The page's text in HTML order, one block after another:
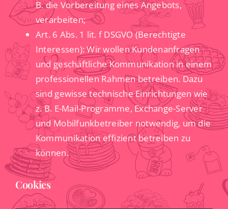
B. die Vorbereitung eines Angebots,
verarbeiten;
Art. 6 Abs. 1 lit. f DSGVO (Berechtigte
Interessen): Wir wollen Kundenanfragen
und geschäftliche Kommunikation in einem
professionellen Rahmen betreiben. Dazu
sind gewisse technische Einrichtungen wie
z. B. E-Mail-Programme, Exchange-Server
und Mobilfunkbetreiber notwendig, um die
Kommunikation effizient betreiben zu
können.
Cookies